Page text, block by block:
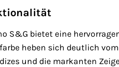
S&G bietet eine
heben sich deutlich
und die markanten